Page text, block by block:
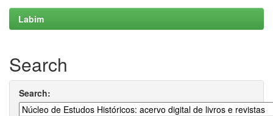
Labim
Search
Search: